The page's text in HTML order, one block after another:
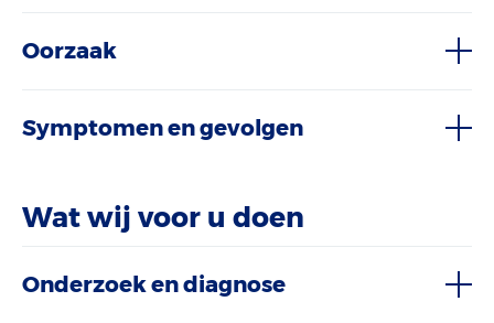
Oorzaak
Symptomen en gevolgen
Wat wij voor u doen
Onderzoek en diagnose